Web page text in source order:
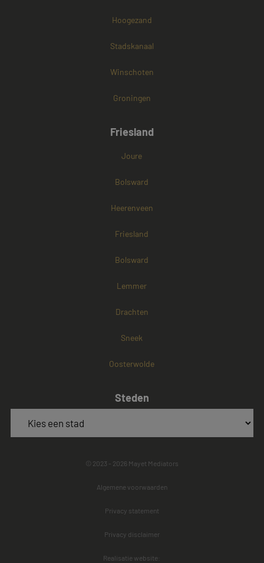
Hoogezand
Stadskanaal
Winschoten
Groningen
Friesland
Joure
Bolsward
Heerenveen
Friesland
Bolsward
Lemmer
Drachten
Sneek
Oosterwolde
Steden
© 2023 - 2026 Mayet Mediators
Algemene voorwaarden
Privacy statement
Privacy disclaimer
Realisatie website: